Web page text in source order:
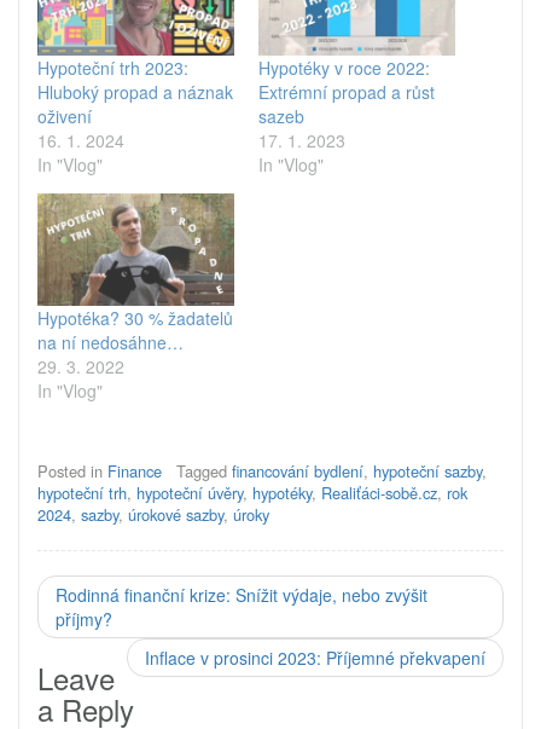
Hypoteční trh 2023:
Hluboký propad a náznak
oživení
16. 1. 2024
In "Vlog"
Hypotéky v roce 2022:
Extrémní propad a růst
sazeb
17. 1. 2023
In "Vlog"
Hypotéka? 30 % žadatelů
na ní nedosáhne…
29. 3. 2022
In "Vlog"
Posted in Finance Tagged financování bydlení, hypoteční sazby,
hypoteční trh, hypoteční úvěry, hypotéky, Realiťáci-sobě.cz, rok
2024, sazby, úrokové sazby, úroky
Rodinná finanční krize: Snížit výdaje, nebo zvýšit
příjmy?
Inflace v prosinci 2023: Příjemné překvapení
Leave
a Reply